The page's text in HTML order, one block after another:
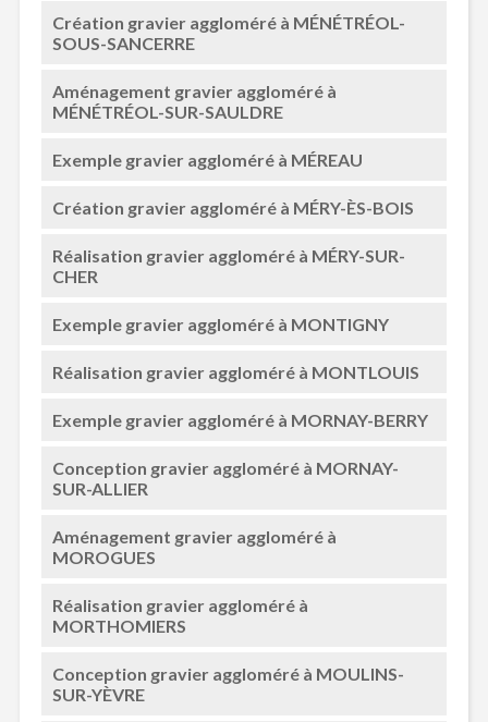
Création gravier aggloméré à MÉNÉTRÉOL-
SOUS-SANCERRE
Aménagement gravier aggloméré à
MÉNÉTRÉOL-SUR-SAULDRE
Exemple gravier aggloméré à MÉREAU
Création gravier aggloméré à MÉRY-ÈS-BOIS
Réalisation gravier aggloméré à MÉRY-SUR-
CHER
Exemple gravier aggloméré à MONTIGNY
Réalisation gravier aggloméré à MONTLOUIS
Exemple gravier aggloméré à MORNAY-BERRY
Conception gravier aggloméré à MORNAY-
SUR-ALLIER
Aménagement gravier aggloméré à
MOROGUES
Réalisation gravier aggloméré à
MORTHOMIERS
Conception gravier aggloméré à MOULINS-
SUR-YÈVRE